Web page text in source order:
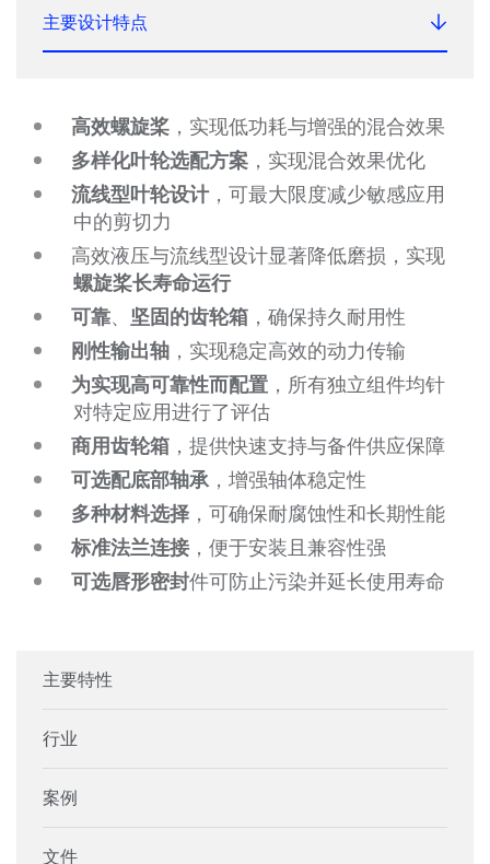
主要设计特点
高效螺旋桨 ，实现低功耗与增强的混合效果
多样化叶轮选配方案 ，实现混合效果优化
流线型叶轮设计，可最大限度减少敏感应用
中的剪切力
高效液压与流线型设计显著降低磨损，实现
螺旋桨长寿命运行
可靠、 坚固的齿轮箱 ，确保持久耐用性
刚性输出轴 ，实现稳定高效的动力传输
为实现高可靠性而配置 ，所有独立组件均针
对特定应用进行了评估
商用齿轮箱 ，提供快速支持与备件供应保障
可选配底部轴承 ，增强轴体稳定性
多种材料选择 ，可确保耐腐蚀性和长期性能
标准法兰连接 ，便于安装且兼容性强
可选唇形密封件可防止污染并延长使用寿命
主要特性
行业
案例
文件